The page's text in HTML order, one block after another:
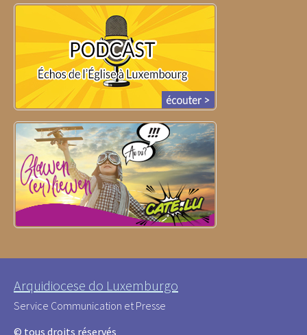
Arquidiocese do Luxemburgo
Service Communication et Presse
© tous droits réservés